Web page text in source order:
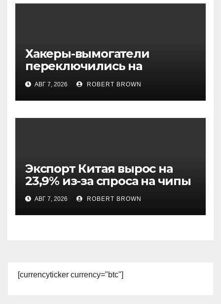
Хакеры-вымогатели
переключились на
инвестфонды с Уолл-стрит
АВГ 7, 2026 ROBERT BROWN
Экспорт Китая вырос на
23,9% из-за спроса на чипы
АВГ 7, 2026 ROBERT BROWN
[currencyticker currency="btc"]